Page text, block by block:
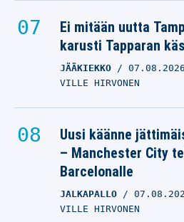
Ei mitään uutta
karusti Tapparan
JÄÄKIEKKO 07.08.2026
VILLE HIRVONEN
Uusi käänne
– Manchester City
Barcelonalle
JALKAPALLO
VILLE HIRVONEN